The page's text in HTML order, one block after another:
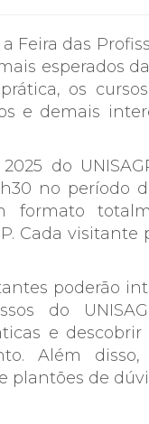
Feira das
esperados
os
e demais
do
no período
formato
Cada
poderão
do
e
Além
plantões de